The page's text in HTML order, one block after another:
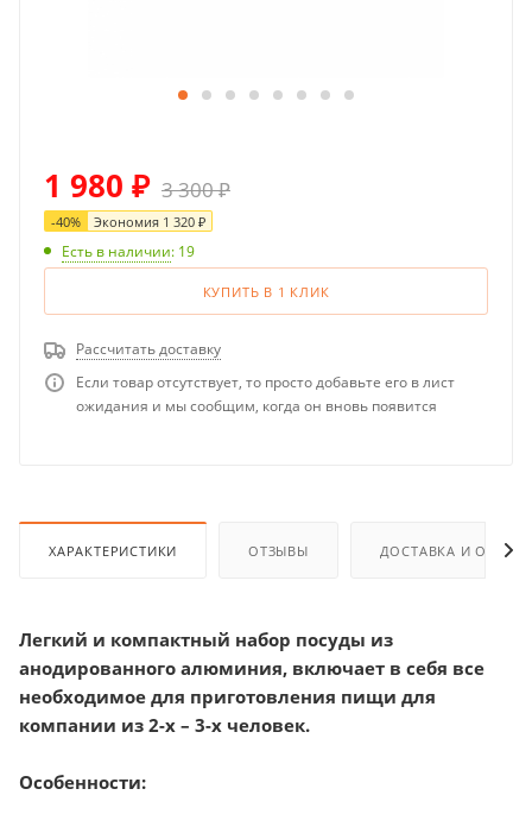
1 980 ₽ 3 300₽
-40% Экономия 1 320 ₽
Есть в наличии: 19
КУПИТЬ В 1 КЛИК
Рассчитать доставку
Если товар отсутствует, то просто добавьте его в лист
ожидания и мы сообщим, когда он вновь появится
ХАРАКТЕРИСТИКИ ОТЗЫВЫ ДОСТАВКА И
Легкий и компактный набор посуды из
анодированного алюминия, включает в себя все
необходимое для приготовления пищи для
компании из 2-х – 3-х человек.
Особенности: